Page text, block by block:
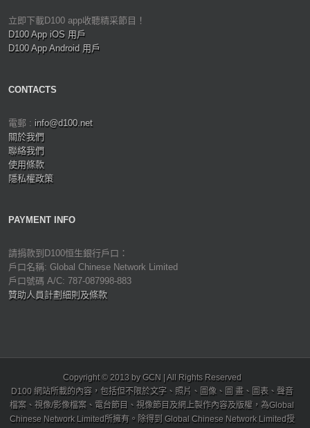
立即下載D100 app收聽精采節目！
D100 App iOS 用戶
D100 App Android 用戶
CONTACTS
電郵 : info@d100.net
關於我們
聯絡我們
使用條款
隱私權政策
PAYMENT INFO
請捐款到D100恒生銀行戶口：
戶口名稱: Global Chinese Network Limited
戶口號碼 A/C: 787-087998-883
贊助人員計劃細則及條款
Copyright © 2013 by GCN | All Rights Reserved
D100 網站所載的內容，包括但不限於文字、照片、圖像、圖 畫、圖表、聲音
檔案、視像/影像檔案、電台節目、視像節目及網上製作內容及版權，為Global
Chinese Network Limited所擁有。除得到 Global Chinese Network Limited授